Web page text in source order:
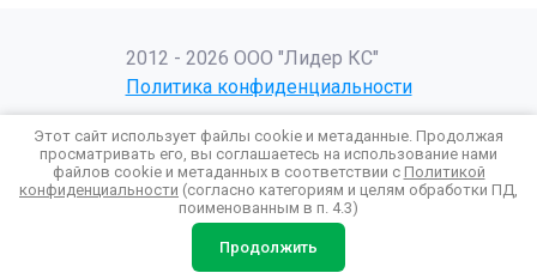
2012 - 2026 ООО "Лидер КС"
Политика конфиденциальности
Создание сайтаМегагрупп
Этот сайт использует файлы cookie и метаданные. Продолжая
просматривать его, вы соглашаетесь на использование нами
файлов cookie и метаданных в соответствии с Политикой
конфиденциальности (согласно категориям и целям обработки ПД,
поименованным в п. 4.3)
Продолжить